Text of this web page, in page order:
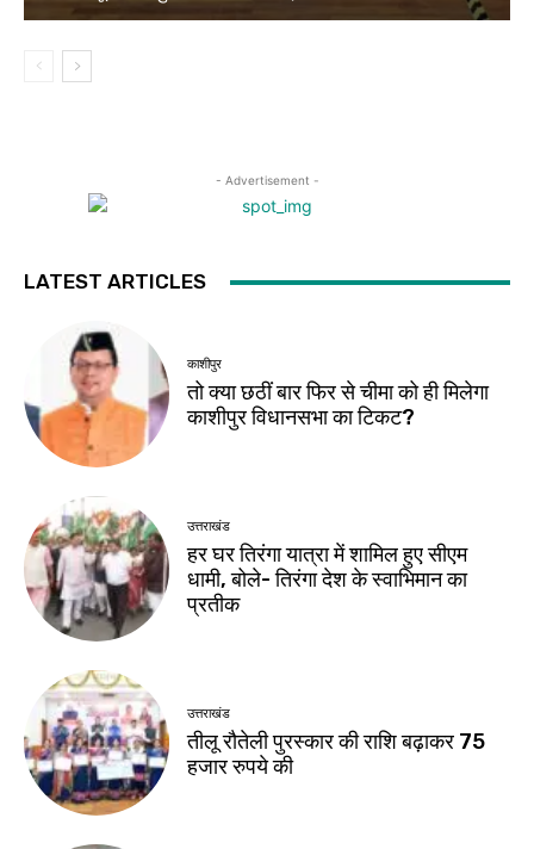
- Advertisement -
LATEST ARTICLES
काशीपुर
तो क्या छठीं बार फिर से चीमा को ही मिलेगा
काशीपुर विधानसभा का टिकट?
उत्तराखंड
हर घर तिरंगा यात्रा में शामिल हुए सीएम
धामी, बोले- तिरंगा देश के स्वाभिमान का
प्रतीक
उत्तराखंड
तीलू रौतेली पुरस्कार की राशि बढ़ाकर 75
हजार रुपये की